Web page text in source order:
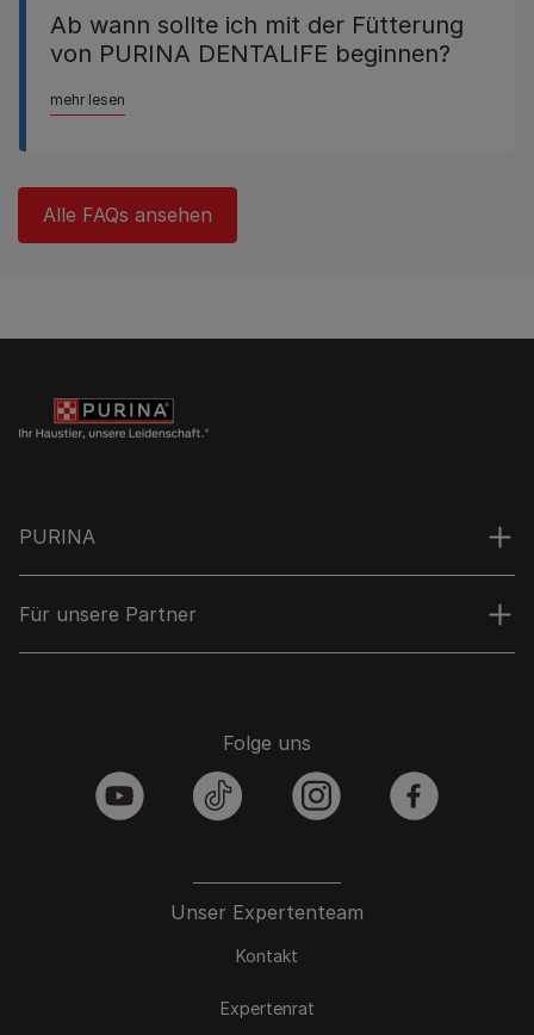
Ab wann sollte ich mit der Fütterung
von PURINA DENTALIFE beginnen?
mehr lesen
Alle FAQs ansehen
PURINA
Für unsere Partner
Unser Expertenteam
Kontakt
Expertenrat
Folge uns
youtube tiktok instagram facebook